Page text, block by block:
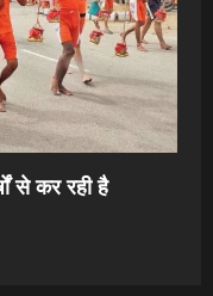
से कर रही है